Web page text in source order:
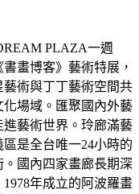
PLAZA一週
畫博客》藝術特展，
術與丁丁藝術空間共
場域。匯聚國內外藝
藝術世界。玲廊滿藝
是全台唯一24小時的
國內四家畫廊長期深
年成立的阿波羅畫